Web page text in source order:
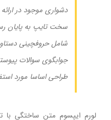
دشواری موجود در
سخت تایپ به پایان
شامل حروفچینی
جوابگوی سوالات
طراحی اساسا مورد
لورم ایپسوم متن ساختگی با